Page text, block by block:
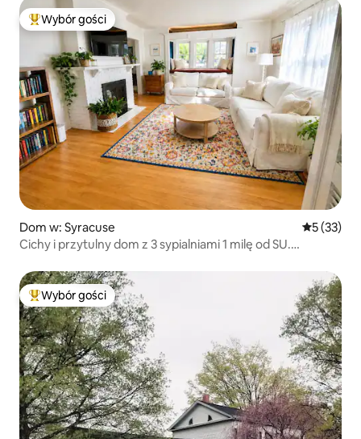
Najpopularniejsze z kategorii Wybór gości
Wybór gości
Dom w: Syracuse Średnia
5 (33)
Cichy i przytulny dom z 3 sypialniami 1 milę od SU.
Najpopularniejsze z kategorii Wybór gości
Wybór gości